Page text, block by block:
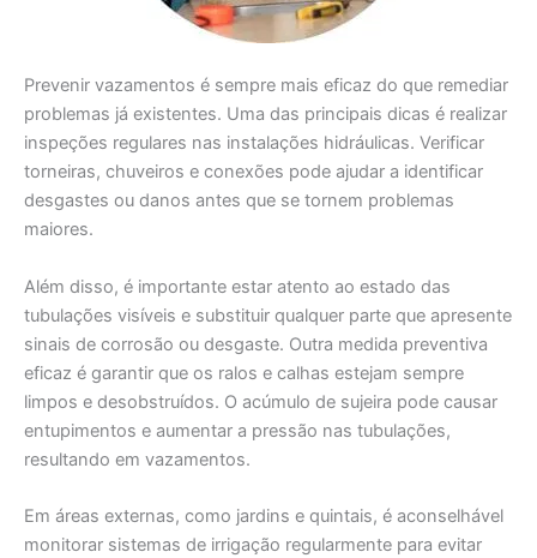
Prevenir vazamentos é sempre mais eficaz do que remediar
problemas já existentes. Uma das principais dicas é realizar
inspeções regulares nas instalações hidráulicas. Verificar
torneiras, chuveiros e conexões pode ajudar a identificar
desgastes ou danos antes que se tornem problemas
maiores.
Além disso, é importante estar atento ao estado das
tubulações visíveis e substituir qualquer parte que apresente
sinais de corrosão ou desgaste. Outra medida preventiva
eficaz é garantir que os ralos e calhas estejam sempre
limpos e desobstruídos. O acúmulo de sujeira pode causar
entupimentos e aumentar a pressão nas tubulações,
resultando em vazamentos.
Em áreas externas, como jardins e quintais, é aconselhável
monitorar sistemas de irrigação regularmente para evitar